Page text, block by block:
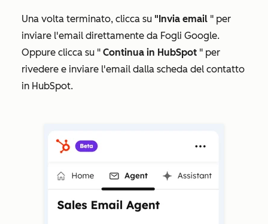
Una volta terminato, clicca su "Invia email " per
inviare l'email direttamente da Fogli Google.
Oppure clicca su " Continua in HubSpot " per
rivedere e inviare l'email dalla scheda del contatto
in HubSpot.